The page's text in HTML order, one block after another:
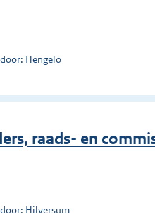
Hengelo
raads- en
Hilversum